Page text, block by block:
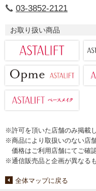
03-3852-2121
お取り扱い商品
※許可を頂いた店舗のみ掲載
※商品により取扱いのない店
価格はご利用店舗にてご確
※通信販売品と企画が異なる
全体マップに戻る